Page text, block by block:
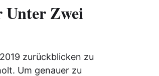
Unter Zwei
zurückblicken zu
Um genauer zu